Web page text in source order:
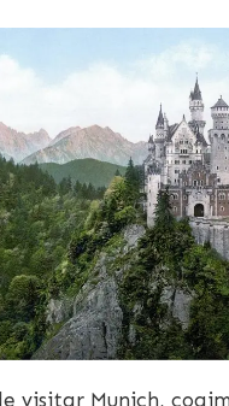
visitar Munich,